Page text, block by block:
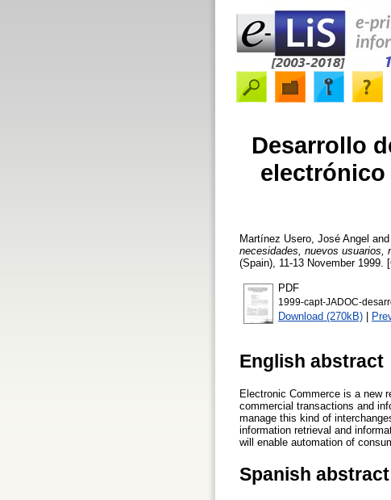
Desarrollo
electrónico
Martínez Usero, José Angel and
necesidades, nuevos usuarios,
(Spain), 11-13 November 1999.
PDF
1999-capt-JADOC-
Download (270kB) |
English abstract
Electronic Commerce is a new
commercial transactions and
manage this kind of
information retrieval and
will enable automation of
Spanish abstract